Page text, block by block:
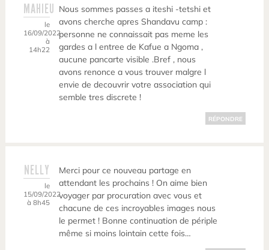
MAHIEU
le
16/09/2022
à
14h22
Nous sommes passes a iteshi -tetshi et
avons cherche apres Shandavu camp :
personne ne connaissait pas meme les
gardes a l entree de Kafue a Ngoma ,
aucune pancarte visible .Bref , nous
avons renonce a vous trouver malgre l
envie de decouvrir votre association qui
semble tres discrete !
RÉPONDRE
NELLY
le
15/09/2022
à 8h45
Merci pour ce nouveau partage en
attendant les prochains ! On aime bien
voyager par procuration avec vous et
chacune de ces incroyables images nous
le permet ! Bonne continuation de périple
même si moins lointain cette fois…